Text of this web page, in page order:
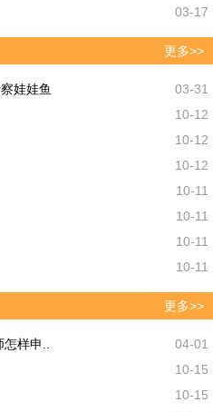
03-17
更多>>
娃娃鱼
03-31
10-12
10-12
10-12
10-11
10-11
10-11
10-11
更多>>
样申..
04-01
10-15
10-15